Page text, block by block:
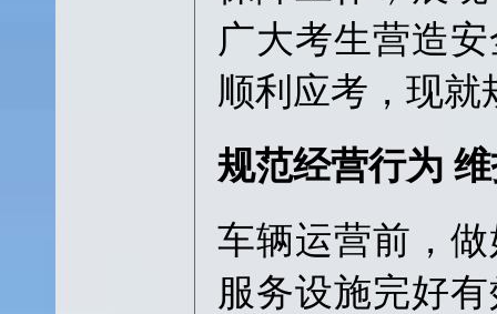
广大考生营造
顺利应考，现就
规范经营行为
车辆运营前，
服务设施完好